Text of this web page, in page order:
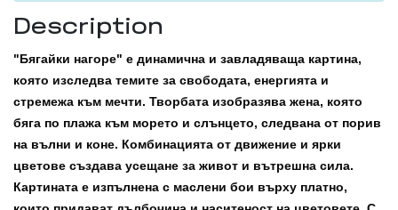
Description
"Бягайки нагоре" е динамична и завладяваща картина,
която изследва темите за свободата, енергията и
стремежа към мечти. Творбата изобразява жена, която
бяга по плажа към морето и слънцето, следвана от порив
на вълни и коне. Комбинацията от движение и ярки
цветове създава усещане за живот и вътрешна сила.
Картината е изпълнена с маслени бои върху платно,